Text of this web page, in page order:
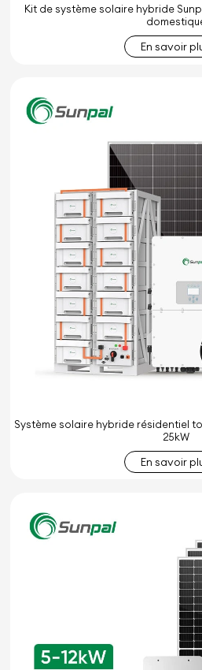
Kit de système solaire hybride
En savoir
Système solaire hybride résidentiel
25kW
En savoir